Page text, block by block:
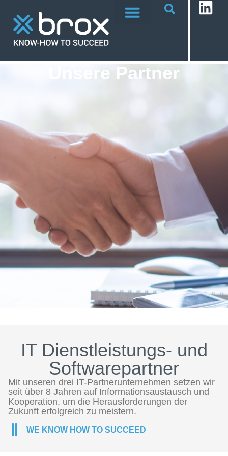
Unsere Partner
IT Dienstleistungs- und
Softwarepartner
Mit unseren drei IT-Partnerunternehmen setzen wir
seit über 8 Jahren auf Informationsaustausch und
Kooperation, um die Herausforderungen der
Zukunft erfolgreich zu meistern.
WE KNOW HOW TO SUCCEED